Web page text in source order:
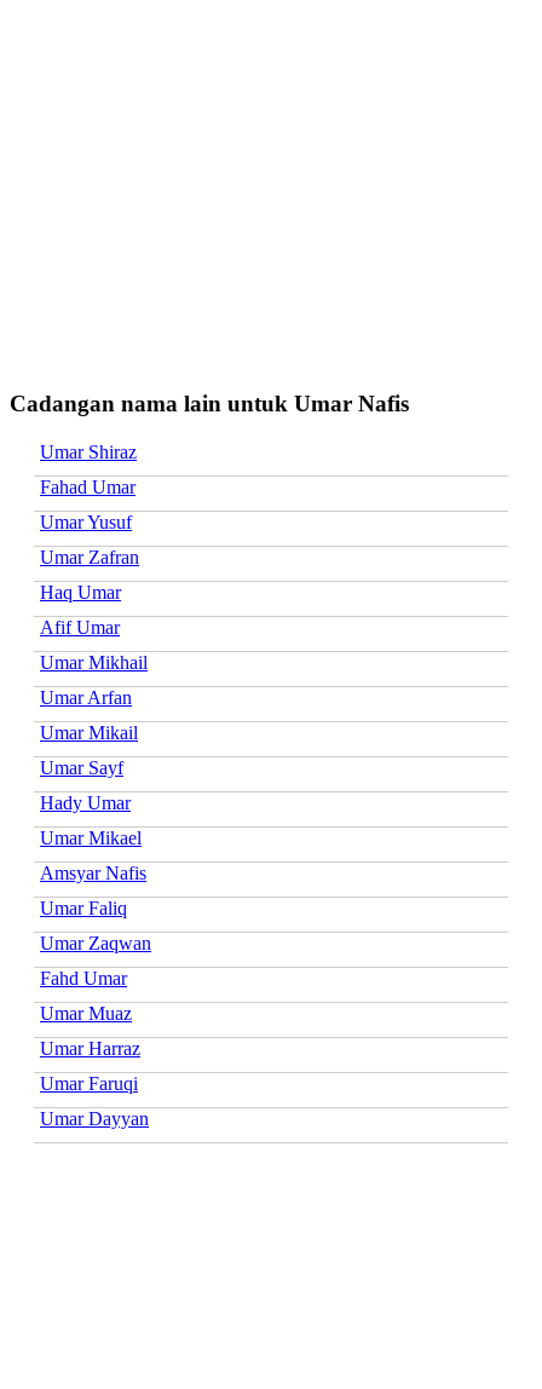
Cadangan nama lain untuk Umar Nafis
Umar Shiraz
Fahad Umar
Umar Yusuf
Umar Zafran
Haq Umar
Afif Umar
Umar Mikhail
Umar Arfan
Umar Mikail
Umar Sayf
Hady Umar
Umar Mikael
Amsyar Nafis
Umar Faliq
Umar Zaqwan
Fahd Umar
Umar Muaz
Umar Harraz
Umar Faruqi
Umar Dayyan